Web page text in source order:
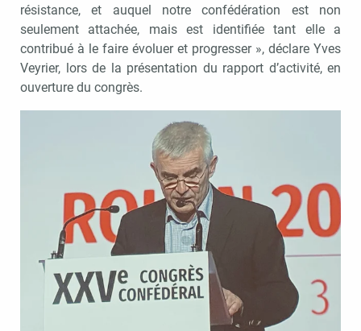
résistance, et auquel notre confédération est non
seulement attachée, mais est identifiée tant elle a
contribué à le faire évoluer et progresser », déclare Yves
Veyrier, lors de la présentation du rapport d’activité, en
ouverture du congrès.